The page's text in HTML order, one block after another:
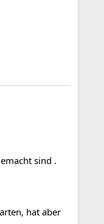
sind .
hat aber